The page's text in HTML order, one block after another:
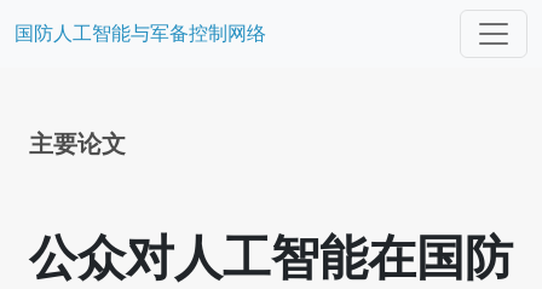
国防人工智能与军备控制网络
主要论文
公众对人工智能在国防